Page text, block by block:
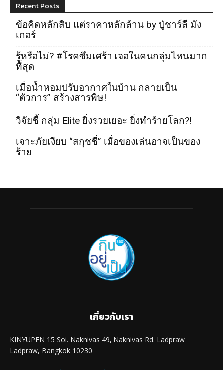
Recent Posts
ข้อคิดหลักสิบ แต่ราคาหลักล้าน by ปู่ชาร์ลี มัง
เกอร์
รู้หรือไม่? #โรคซึมเศร้า เจอในคนกลุ่มไหนมาก
ที่สุด
เมื่อน้ำหอมปรับอากาศในบ้าน กลายเป็น
“ตัวการ” สร้างสารพิษ!
วิจัยชี้ กลุ่ม Elite ยิ่งรวยเยอะ ยิ่งทำร้ายโลก?!
เจาะภัยเงียบ “สกุชชี่” เมื่อของเล่นอาจเป็นของ
ร้าย
เกี่ยวกับเรา
KINYUPEN 15 Soi. Naknivas 49, Naknivas Rd. Ladpraw
Ladpraw, Bangkok 10230